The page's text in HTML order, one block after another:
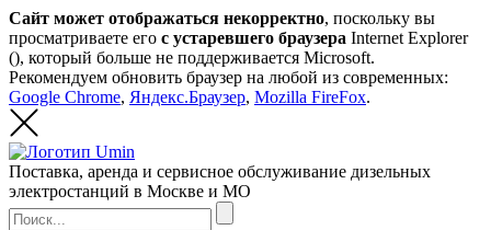
Сайт может отображаться некорректно, поскольку вы
просматриваете его с устаревшего браузера Internet Explorer
(), который больше не поддерживается Microsoft.
Рекомендуем обновить браузер на любой из современных:
Google Chrome, Яндекс.Браузер, Mozilla FireFox.
Поставка, аренда и сервисное обслуживание дизельных
электростанций в Москве и МО